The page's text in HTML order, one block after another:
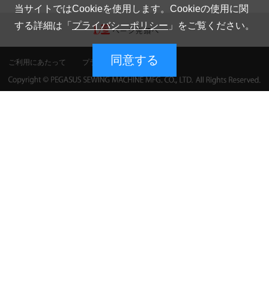
ご利用にあたって プライバシーポリシー
当サイトではCookieを使用します。Cookieの使用に関
する詳細は「 プライバシーポリシー 」をご覧ください。
同意する